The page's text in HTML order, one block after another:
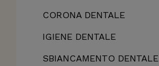
CORONA DENTALE
IGIENE DENTALE
SBIANCAMENTO DENTALE